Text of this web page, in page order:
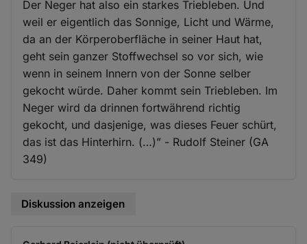
Der Neger hat also ein starkes Triebleben. Und
weil er eigentlich das Sonnige, Licht und Wärme,
da an der Körperoberfläche in seiner Haut hat,
geht sein ganzer Stoffwechsel so vor sich, wie
wenn in seinem Innern von der Sonne selber
gekocht würde. Daher kommt sein Triebleben. Im
Neger wird da drinnen fortwährend richtig
gekocht, und dasjenige, was dieses Feuer schürt,
das ist das Hinterhirn. (…)” - Rudolf Steiner (GA
349)
Diskussion anzeigen